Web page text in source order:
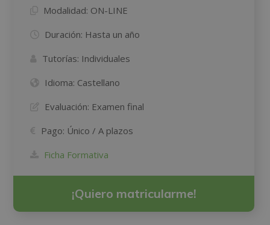
Modalidad: ON-LINE
Duración: Hasta un año
Tutorías: Individuales
Idioma: Castellano
Evaluación: Examen final
Pago: Único / A plazos
Ficha Formativa
¡Quiero matricularme!